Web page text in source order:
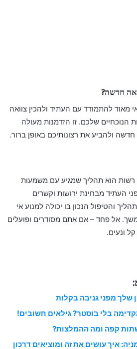
חדשה?
מאוד להתמודד עם העתיד ולהכין צוואה
שלכם. זו הזדמנות מעולה
ולהביע את רצונותיכם באופן ברור.
רשות הוא תהליך שמגיע עם משמעות
העתיד מבחינת ירושות וקשרים
והטיפול הנכון בו יכולה למנוע אי
אל פחד – אם אתם מסודרים ופועלים
ונעים.
שלך מפני גניבה בקלות
בלי בוסטר? גילאים חשובים!
קפה ומה ההמלצות?
איך עושים את זה ומוציאים דרכון